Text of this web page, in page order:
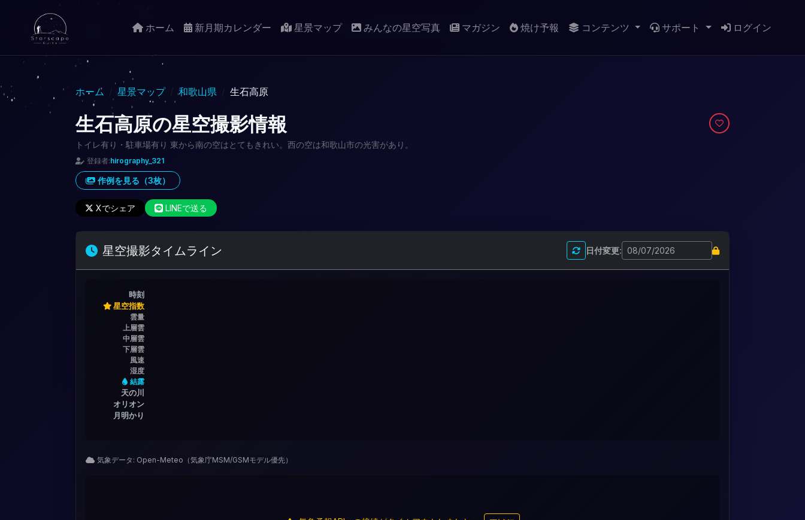
ホーム 新月期カレンダー 星景マップ みんなの星空写真 マガジン 焼け予報 コンテンツ サポート ログイン
ホーム 星景マップ 和歌山県 生石高原
生石高原の星空撮影情報
トイレ有り・駐車場有り 東から南の空はとてもきれい。西の空は和歌山市の光害があり。
登録者:hirography_321
作例を見る（3枚）
Xでシェア LINEで送る
星空撮影タイムライン 日付変更:
時刻
星空指数
雲量
上層雲
中層雲
下層雲
風速
湿度
結露
天の川
オリオン
月明かり
気象データ: Open-Meteo（気象庁MSM/GSMモデル優先）